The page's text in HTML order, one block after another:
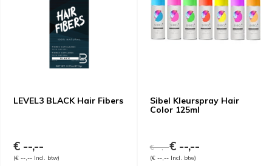
LEVEL3 BLACK Hair Fibers
€ --,--
(€ --,-- Incl. btw)
Sibel Kleurspray Hair
Color 125ml
€ --,--€ --,--
(€ --,-- Incl. btw)